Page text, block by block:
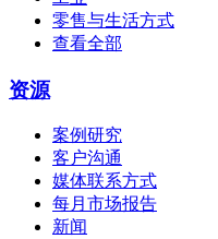
零售与生活方式
查看全部
资源
案例研究
客户沟通
媒体联系方式
每月市场报告
新闻